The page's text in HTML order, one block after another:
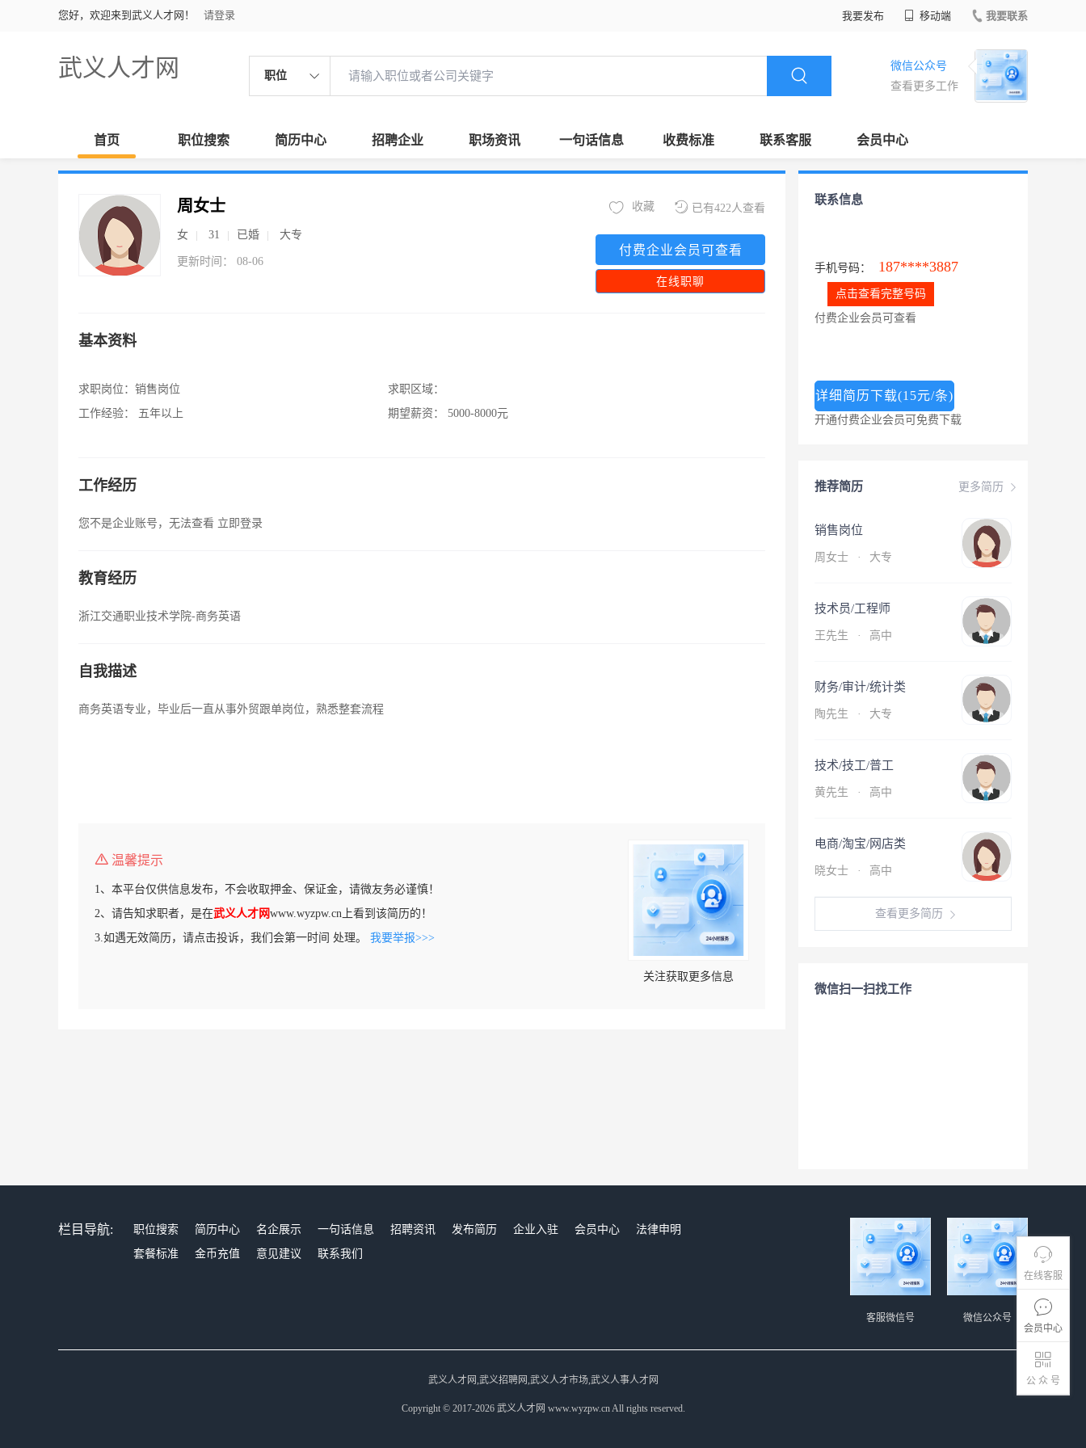
您好，欢迎来到武义人才网！ 请登录 我要发布 移动端 我要联系
武义人才网 职位
微信公众号
查看更多工作
首页 职位搜索 简历中心 招聘企业 职场资讯 一句话信息 收费标准 联系客服 会员中心
在线客服
会员中心
公 众 号
周女士
女 31 已婚 大专
更新时间： 08-06
已有422人查看
收藏
付费企业会员可查看
在线职聊
基本资料
求职岗位： 销售岗位
工作经验：
五年以上
求职区域：
期望薪资：
5000-8000元
工作经历
您不是企业账号，无法查看 立即登录
教育经历
浙江交通职业技术学院-商务英语
自我描述
商务英语专业，毕业后一直从事外贸跟单岗位，熟悉整套流程
温馨提示
1、本平台仅供信息发布，不会收取押金、保证金，请微友务必谨慎！
2、请告知求职者，是在武义人才网www.wyzpw.cn上看到该简历的！
3.如遇无效简历，请点击投诉，我们会第一时间 处理。 我要举报>>>
关注获取更多信息
联系信息
手机号码： 187****3887
点击查看完整号码
付费企业会员可查看
详细简历下载(15元/条)
开通付费企业会员可免费下载
更多简历
推荐简历
销售岗位
周女士 · 大专
技术员/工程师
王先生 · 高中
财务/审计/统计类
陶先生 · 大专
技术/技工/普工
黄先生 · 高中
电商/淘宝/网店类
晓女士 · 高中
查看更多简历
微信扫一扫找工作
栏目导航: 职位搜索 简历中心 名企展示 一句话信息 招聘资讯 发布简历 企业入驻 会员中心
法律申明
套餐标准
金币充值 意见建议 联系我们
微信公众号
客服微信号
武义人才网,武义招聘网,武义人才市场,武义人事人才网
Copyright © 2017-2026 武义人才网 www.wyzpw.cn All rights reserved.